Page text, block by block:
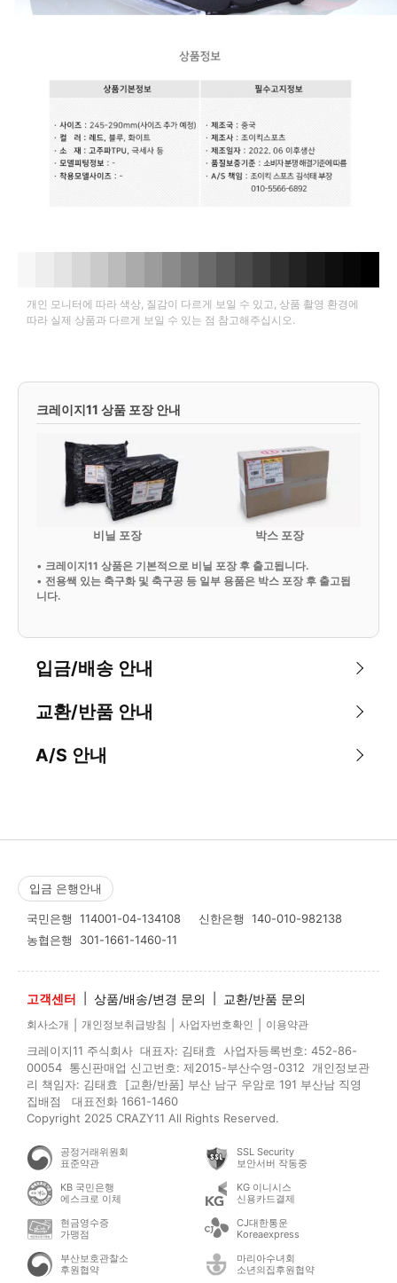
개인 모니터에 따라 색상, 질감이 다르게 보일 수 있고, 상품 촬영 환경에
따라 실제 상품과 다르게 보일 수 있는 점 참고해주십시오.
크레이지11 상품 포장 안내
비닐 포장 박스 포장
• 크레이지11 상품은 기본적으로 비닐 포장 후 출고됩니다.
• 전용쌕 있는 축구화 및 축구공 등 일부 용품은 박스 포장 후 출고됩
니다.
입금/배송 안내
교환/반품 안내
A/S 안내
입금 은행안내
국민은행 114001-04-134108 신한은행 140-010-982138
농협은행 301-1661-1460-11
고객센터 상품/배송/변경 문의 교환/반품 문의
회사소개 개인정보취급방침 사업자번호확인 이용약관
크레이지11 주식회사 대표자: 김태효 사업자등록번호: 452-86-
00054 통신판매업 신고번호: 제2015-부산수영-0312 개인정보관
리 책임자: 김태효 [교환/반품] 부산 남구 우암로 191 부산남 직영
집배점 대표전화 1661-1460
Copyright 2025 CRAZY11 All Rights Reserved.
공정거래위원회
표준약관
SSL Security
보안서버 작동중
KB 국민은행
에스크로 이체
KG 이니시스
신용카드결제
현금영수증
가맹점
CJ대한통운
Koreaexpress
부산보호관찰소
후원협약
마리아수녀회
소년의집후원협약